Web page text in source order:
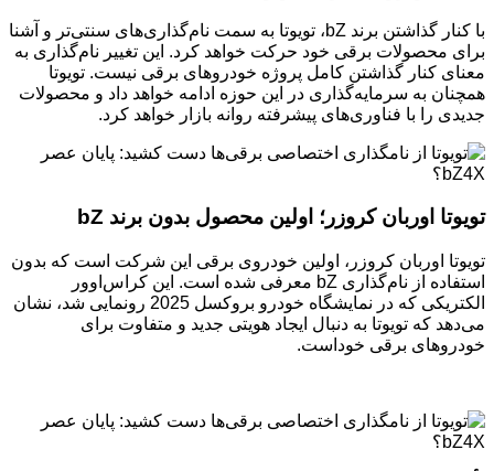
با کنار گذاشتن برند bZ، تویوتا به سمت نام‌گذاری‌های سنتی‌تر و آشنا
برای محصولات برقی خود حرکت خواهد کرد. این تغییر نام‌گذاری به
معنای کنار گذاشتن کامل پروژه خودروهای برقی نیست. تویوتا
همچنان به سرمایه‌گذاری در این حوزه ادامه خواهد داد و محصولات
جدیدی را با فناوری‌های پیشرفته روانه بازار خواهد کرد.
تویوتا اوربان کروزر؛ اولین محصول بدون برند bZ
تویوتا اوربان کروزر، اولین خودروی برقی این شرکت است که بدون
استفاده از نام‌گذاری bZ معرفی شده است. این کراس‌اوور
الکتریکی که در نمایشگاه خودرو بروکسل 2025 رونمایی شد، نشان
می‌دهد که تویوتا به دنبال ایجاد هویتی جدید و متفاوت برای
خودروهای برقی خوداست.